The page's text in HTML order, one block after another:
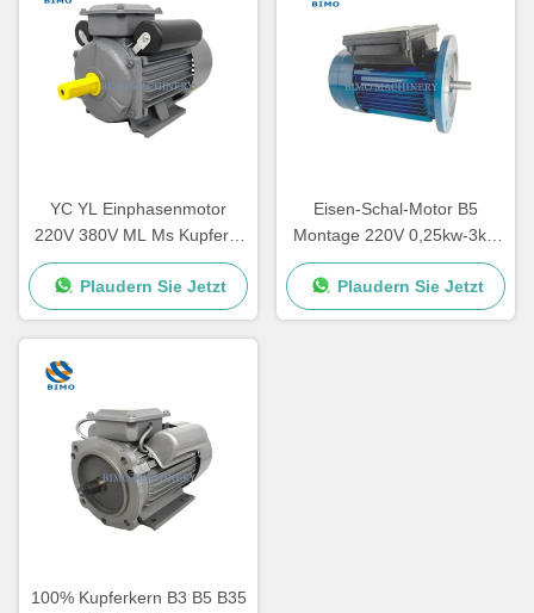
YC YL Einphasenmotor
220V 380V ML Ms Kupfer 2
Pole 4 Pole 2,2kw 1,5kw
1,1kw 0,75kw 3kw
Plaudern Sie Jetzt
Eisen-Schal-Motor B5
Montage 220V 0,25kw-3kw
Einphasen-Asynchronmotor
Plaudern Sie Jetzt
100% Kupferkern B3 B5 B35